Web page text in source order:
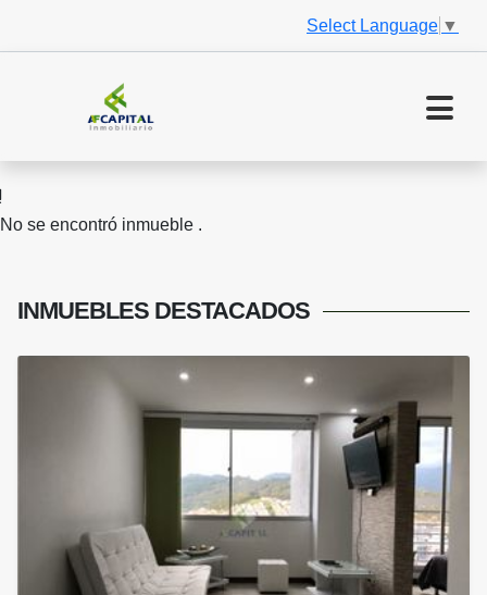
Select Language ▼
No se encontró inmueble .
INMUEBLES DESTACADOS